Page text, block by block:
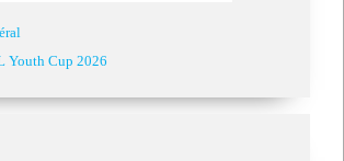
Youth Cup 2026